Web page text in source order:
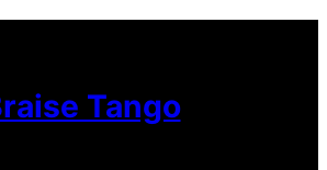
Tango